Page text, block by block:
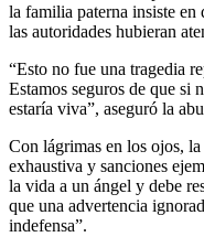
la familia paterna insiste en
las autoridades hubieran
“Esto no fue una tragedia
Estamos seguros de que si
estaría viva”, aseguró la
Con lágrimas en los ojos,
exhaustiva y sanciones
la vida a un ángel y debe
que una advertencia
indefensa”.